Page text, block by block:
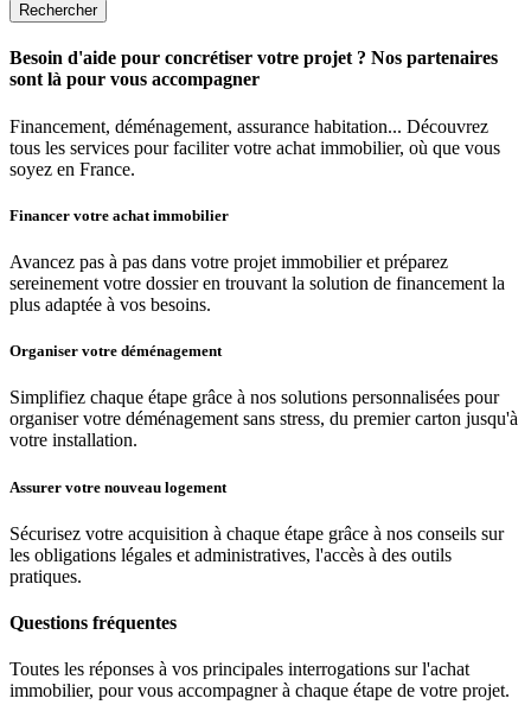
Rechercher
Besoin d'aide pour concrétiser votre projet ? Nos partenaires
sont là pour vous accompagner
Financement, déménagement, assurance habitation... Découvrez
tous les services pour faciliter votre achat immobilier, où que vous
soyez en France.
Financer votre achat immobilier
Avancez pas à pas dans votre projet immobilier et préparez
sereinement votre dossier en trouvant la solution de financement la
plus adaptée à vos besoins.
Organiser votre déménagement
Simplifiez chaque étape grâce à nos solutions personnalisées pour
organiser votre déménagement sans stress, du premier carton jusqu'à
votre installation.
Assurer votre nouveau logement
Sécurisez votre acquisition à chaque étape grâce à nos conseils sur
les obligations légales et administratives, l'accès à des outils
pratiques.
Questions fréquentes
Toutes les réponses à vos principales interrogations sur l'achat
immobilier, pour vous accompagner à chaque étape de votre projet.